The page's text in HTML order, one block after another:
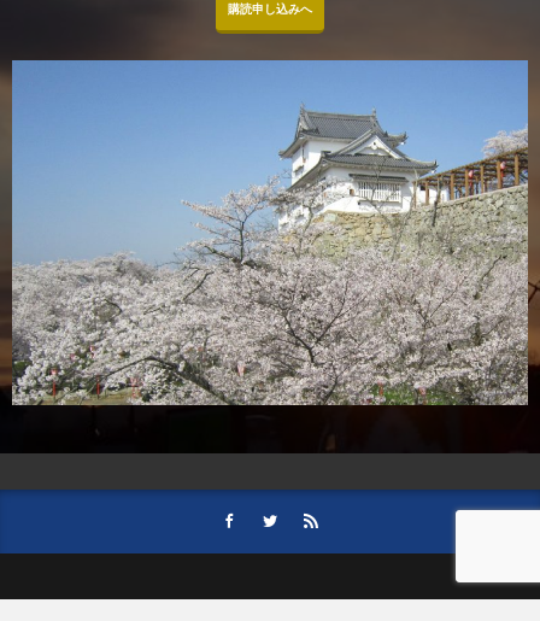
購読申し込みへ